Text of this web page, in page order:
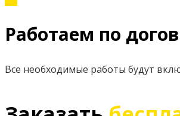
Работаем по
Все необходимые работы будут